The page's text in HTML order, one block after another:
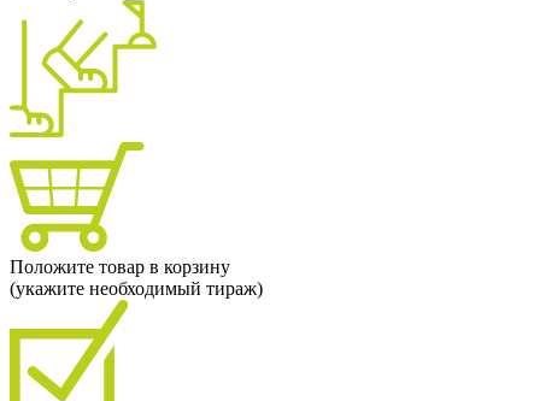
Положите товар в корзину
(укажите необходимый тираж)